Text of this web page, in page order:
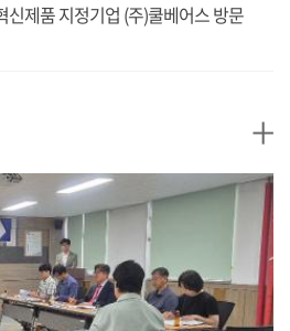
신제품 지정기업 (주)쿨베어스 방문
+